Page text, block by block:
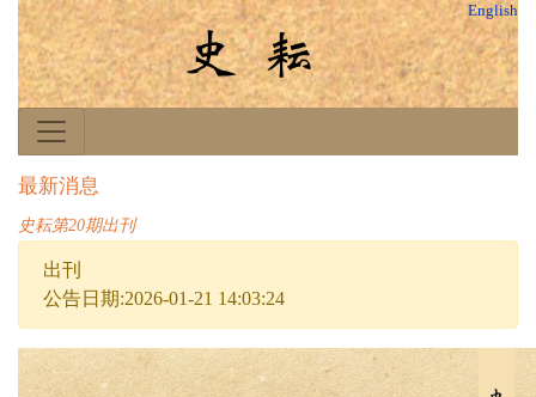
English
最新消息
史耘第20期出刊
出刊
公告日期:2026-01-21 14:03:24